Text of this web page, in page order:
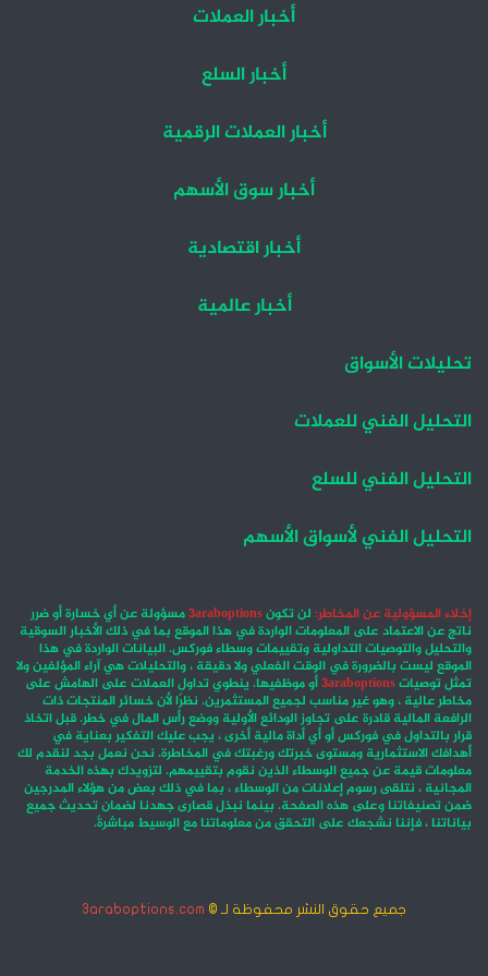
أخبار العملات
أخبار السلع
أخبار العملات الرقمية
أخبار سوق الأسهم
أخبار اقتصادية
أخبار عالمية
تحليلات الأسواق
التحليل الفني للعملات
التحليل الفني للسلع
التحليل الفني لأسواق الأسهم
إخلاء المسؤولية عن المخاطر: لن تكون3araboptionsمسؤولة عن أي خسارة أو ضرر
ناتج عن الاعتماد على المعلومات الواردة في هذا الموقع بما في ذلك الأخبار السوقية
والتحليل والتوصيات التداولية وتقييمات وسطاء فوركس. البيانات الواردة في هذا
الموقع ليست بالضرورة في الوقت الفعلي ولا دقيقة ، والتحليلات هي آراء المؤلفين ولا
تمثل توصيات3araboptionsأو موظفيها. ينطوي تداول العملات على الهامش على
مخاطر عالية ، وهو غير مناسب لجميع المستثمرين. نظرًا لأن خسائر المنتجات ذات
الرافعة المالية قادرة على تجاوز الودائع الأولية ووضع رأس المال في خطر. قبل اتخاذ
قرار بالتداول في فوركس أو أي أداة مالية أخرى ، يجب عليك التفكير بعناية في
أهدافك الاستثمارية ومستوى خبرتك ورغبتك في المخاطرة. نحن نعمل بجد لنقدم لك
معلومات قيمة عن جميع الوسطاء الذين نقوم بتقييمهم. لتزويدك بهذه الخدمة
المجانية ، نتلقى رسوم إعلانات من الوسطاء ، بما في ذلك بعض من هؤلاء المدرجين
ضمن تصنيفاتنا وعلى هذه الصفحة. بينما نبذل قصارى جهدنا لضمان تحديث جميع
بياناتنا ، فإننا نشجعك على التحقق من معلوماتنا مع الوسيط مباشرةً.
جميع حقوق النشر محفوظة لـ © 3araboptions.com